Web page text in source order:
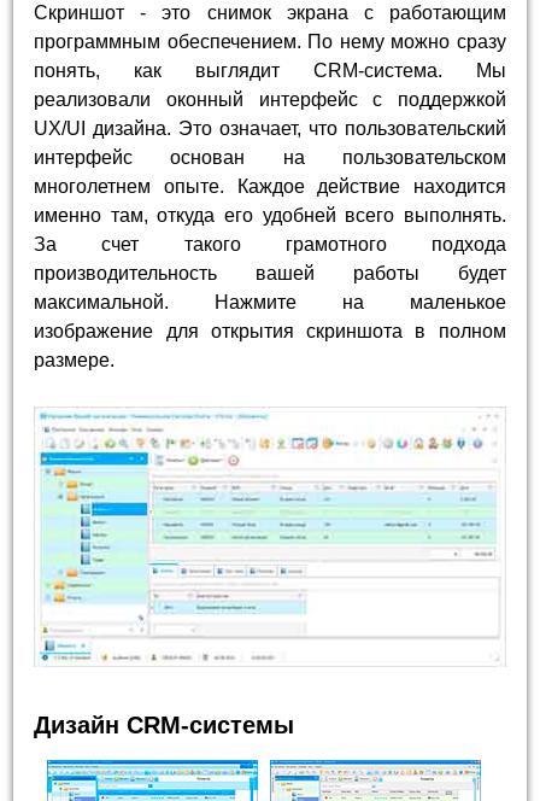
Скриншот - это снимок экрана с работающим
программным обеспечением. По нему можно сразу
понять, как выглядит CRM-система. Мы
реализовали оконный интерфейс с поддержкой
UX/UI дизайна. Это означает, что пользовательский
интерфейс основан на пользовательском
многолетнем опыте. Каждое действие находится
именно там, откуда его удобней всего выполнять.
За счет такого грамотного подхода
производительность вашей работы будет
максимальной. Нажмите на маленькое
изображение для открытия скриншота в полном
размере.
Дизайн CRM-системы